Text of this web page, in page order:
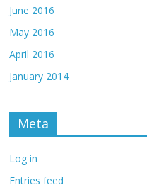
June 2016
May 2016
April 2016
January 2014
Meta
Log in
Entries feed